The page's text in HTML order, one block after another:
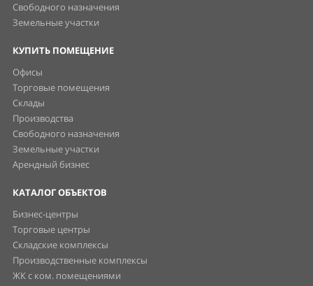
Свободного назначения
Земельные участки
КУПИТЬ ПОМЕЩЕНИЕ
Офисы
Торговые помещения
Склады
Производства
Свободного назначения
Земельные участки
Арендный бизнес
КАТАЛОГ ОБЪЕКТОВ
Бизнес-центры
Торговые центры
Складские комплексы
Производственные комплексы
ЖК с ком. помещениями